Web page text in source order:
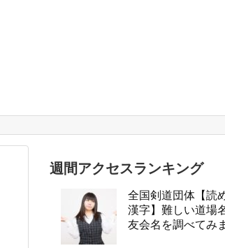
週間アクセスランキング
全国剣道団体【読
漢字】難しい道場
友会名を調べてみ